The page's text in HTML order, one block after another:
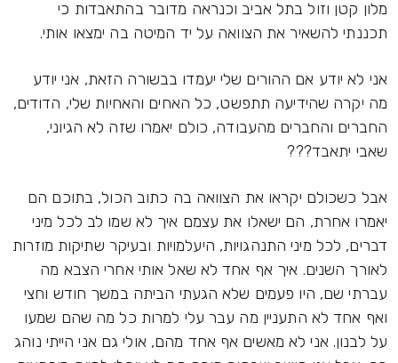
מלון קטן וזול בתל אביב וכנראה מדובר בהתאבדות כי
תכננתי להשאיר את הצוואה על יד המיטה בה ימצאו אותי.
אני לא יודע אם ההורים שלי יעמדו בבשורה הזאת, אני יודע
מה יקרה שהידיעה תתפשט, כל האחים והאחיות שלי, הדודים,
החברים והחברים מהעבודה, כולם יאמרו שזה לא הגיוני,
שאבי יתאבד???
אבל כשכולם יקראו את הצוואה בה כתוב הכול, בתוכם הם
יאמרו אחרת, הם ישאלו את עצמם איך לא שמו לב לכל מיני
דברים, לכל מיני התנהגויות, היעלמויות ובעיקר שתיקות מוזרות
לאורך השנים. איך אף אחד לא שאל אותי אחרי הצבא מה
עברתי שם, היו פעמים שלא הגעתי הביתה במשך חודש וחצי
ואף אחד לא התעניין מה עבר עלי למרות כל מה שהם שמעו
על לבנון. אני לא מאשים אף אחד מהם, אולי גם אני הייתי נוהג